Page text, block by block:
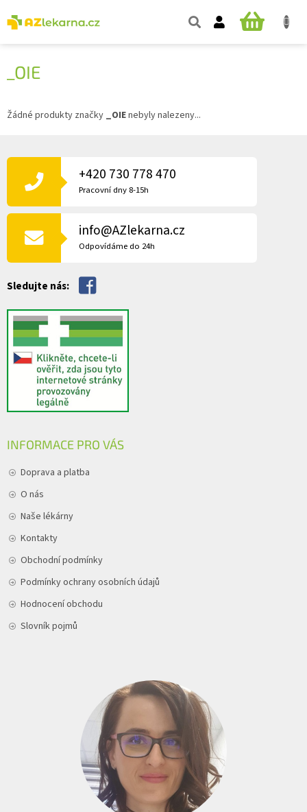
na
obsah
NÁKUPNÍ
_OIE
Žádné produkty značky _OIEnebyly nalezeny...
Á
T
+420 730 778 470
Pracovní dny 8-15h
info@AZlekarna.cz
Odpovídáme do 24h
Sledujte nás:
INFORMACE PRO VÁS
Doprava a platba
O nás
Naše lékárny
Kontakty
Obchodní podmínky
Podmínky ochrany osobních údajů
Hodnocení obchodu
Slovník pojmů